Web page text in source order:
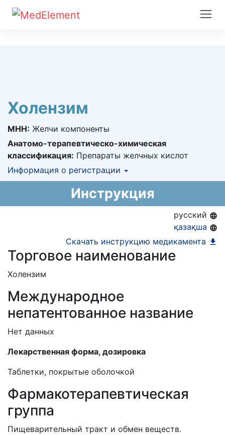
Холензим
МНН: Желчи компоненты
Анатомо-терапевтическо-химическая
классификация: Препараты желчных кислот
Информация о регистрации
Информация о регистрации в РК:15.07.2022 -
Информация о регистрации в РБ:21.08.2018 -
бессрочно
Инструкция
русский
қазақша
Скачать инструкцию медикамента
Торговое наименование
Холензим
Международное
непатентованное название
Нет данных
Лекарственная форма, дозировка
Таблетки, покрытые оболочкой
Фармакотерапевтическая
группа
Пищеварительный тракт и обмен веществ.